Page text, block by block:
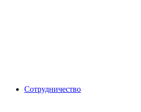
Сотрудничество